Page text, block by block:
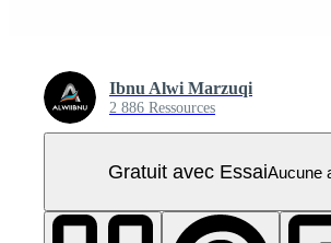
Ibnu Alwi Marzuqi
2 886 Ressources
Gratuit avec EssaiAucune